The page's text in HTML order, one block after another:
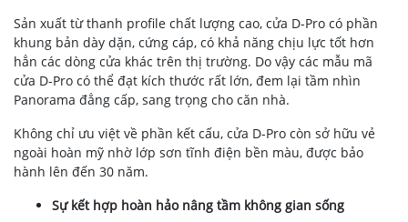
Sản xuất từ thanh profile chất lượng cao, cửa D-Pro có phần
khung bản dày dặn, cứng cáp, có khả năng chịu lực tốt hơn
hẳn các dòng cửa khác trên thị trường. Do vậy các mẫu mã
cửa D-Pro có thể đạt kích thước rất lớn, đem lại tầm nhìn
Panorama đẳng cấp, sang trọng cho căn nhà.
Không chỉ ưu việt về phần kết cấu, cửa D-Pro còn sở hữu vẻ
ngoài hoàn mỹ nhờ lớp sơn tĩnh điện bền màu, được bảo
hành lên đến 30 năm.
Sự kết hợp hoàn hảo nâng tầm không gian sống